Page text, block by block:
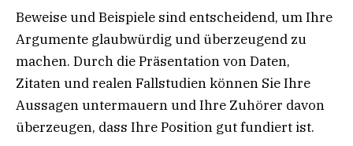
Beweise und Beispiele sind entscheidend, um Ihre
Argumente glaubwürdig und überzeugend zu
machen. Durch die Präsentation von Daten,
Zitaten und realen Fallstudien können Sie Ihre
Aussagen untermauern und Ihre Zuhörer davon
überzeugen, dass Ihre Position gut fundiert ist.